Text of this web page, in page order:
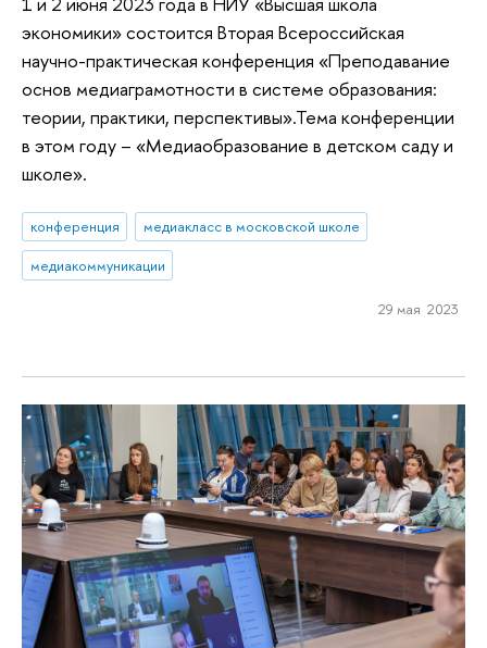
экономики» состоится Вторая Всероссийская
научно-практическая конференция «Преподавание
основ медиаграмотности в системе образования:
теории, практики, перспективы».Тема конференции
в этом году – «Медиаобразование в детском саду и
школе».
конференция
медиакласс в московской школе
медиакоммуникации
29 мая 2023